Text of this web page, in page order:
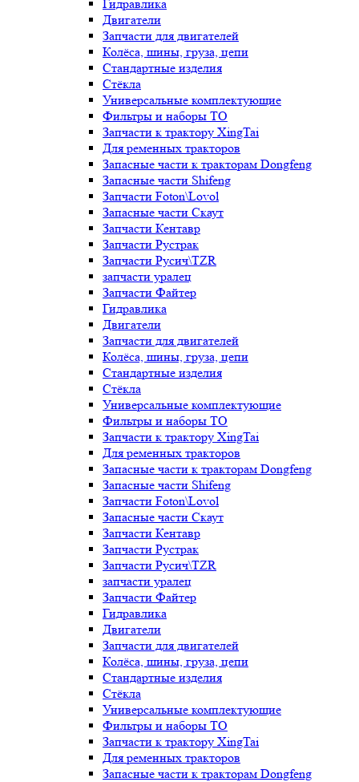
Гидравлика
Двигатели
Запчасти для двигателей
Колёса, шины, груза, цепи
Стандартные изделия
Стёкла
Универсальные комплектующие
Фильтры и наборы ТО
Запчасти к трактору XingTai
Для ременных тракторов
Запасные части к тракторам Dongfeng
Запасные части Shifeng
Запчасти Foton\Lovol
Запасные части Скаут
Запчасти Кентавр
Запчасти Рустрак
Запчасти Русич\TZR
запчасти уралец
Запчасти Файтер
Гидравлика
Двигатели
Запчасти для двигателей
Колёса, шины, груза, цепи
Стандартные изделия
Стёкла
Универсальные комплектующие
Фильтры и наборы ТО
Запчасти к трактору XingTai
Для ременных тракторов
Запасные части к тракторам Dongfeng
Запасные части Shifeng
Запчасти Foton\Lovol
Запасные части Скаут
Запчасти Кентавр
Запчасти Рустрак
Запчасти Русич\TZR
запчасти уралец
Запчасти Файтер
Гидравлика
Двигатели
Запчасти для двигателей
Колёса, шины, груза, цепи
Стандартные изделия
Стёкла
Универсальные комплектующие
Фильтры и наборы ТО
Запчасти к трактору XingTai
Для ременных тракторов
Запасные части к тракторам Dongfeng